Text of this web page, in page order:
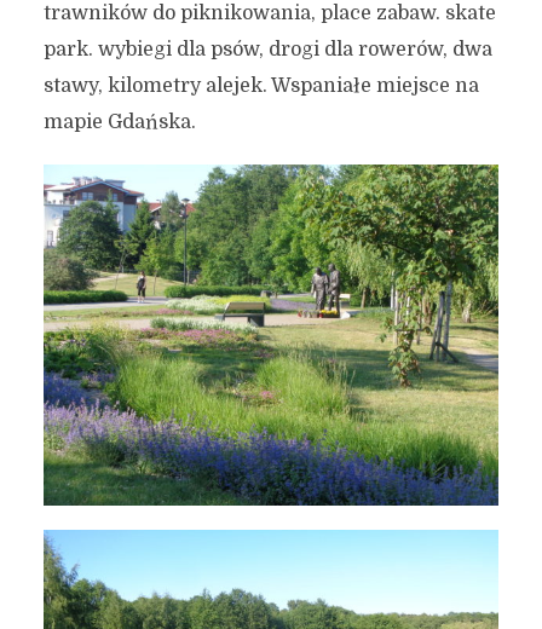
trawników do piknikowania, place zabaw. skate
park. wybiegi dla psów, drogi dla rowerów, dwa
stawy, kilometry alejek. Wspaniałe miejsce na
mapie Gdańska.